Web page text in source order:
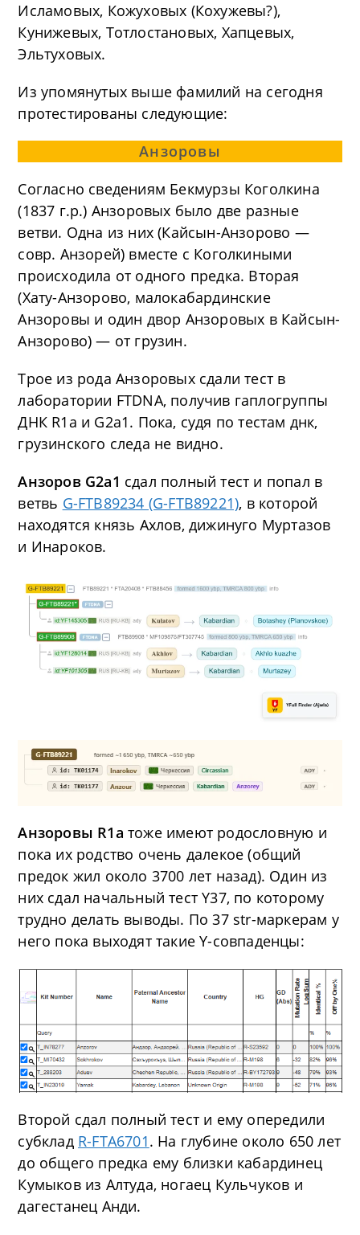
Исламовых, Кожуховых (Кохужевы?),
Кунижевых, Тотлостановых, Хапцевых,
Эльтуховых.
Из упомянутых выше фамилий на сегодня
протестированы следующие:
Анзоровы
Согласно сведениям Бекмурзы Коголкина
(1837 г.р.) Анзоровых было две разные
ветви. Одна из них (Кайсын-Анзорово —
совр. Анзорей) вместе с Коголкиными
происходила от одного предка. Вторая
(Хату-Анзорово, малокабардинские
Анзоровы и один двор Анзоровых в Кайсын-
Анзорово) — от грузин.
Трое из рода Анзоровых сдали тест в
лаборатории FTDNA, получив гаплогруппы
ДНК R1a и G2a1. Пока, судя по тестам днк,
грузинского следа не видно.
Анзоров G2a1 сдал полный тест и попал в
ветвь G-FTB89234 (G-FTB89221), в которой
находятся князь Ахлов, дижинуго Муртазов
и Инароков.
Анзоровы R1a тоже имеют родословную и
пока их родство очень далекое (общий
предок жил около 3700 лет назад). Один из
них сдал начальный тест Y37, по которому
трудно делать выводы. По 37 str-маркерам у
него пока выходят такие Y-совпаденцы:
Второй сдал полный тест и ему опередили
субклад R-FTA6701. На глубине около 650 лет
до общего предка ему близки кабардинец
Кумыков из Алтуда, ногаец Кульчуков и
дагестанец Анди.